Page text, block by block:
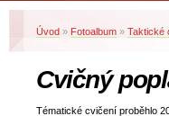
Úvod » Fotoalbum » Taktické
Cvičný
Tématické cvičení proběhlo